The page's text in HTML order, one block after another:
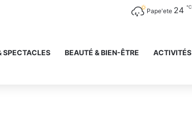
Pape'ete 24 ℃
SPECTACLES BEAUTÉ & BIEN-ÊTRE ACTIVITÉS